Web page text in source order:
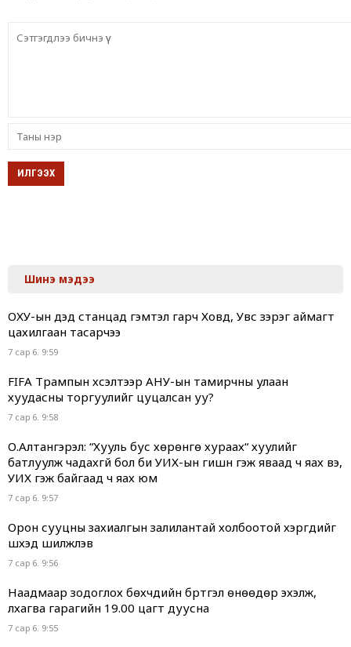
Шинэ мэдээ
ОХУ-ын дэд станцад гэмтэл гарч Ховд, Увс зэрэг аймагт
цахилгаан тасарчээ
7 сар 6. 9:59
FIFA Трампын хүсэлтээр АНУ-ын тамирчны улаан
хуудасны торгуулийг цуцалсан уу?
7 сар 6. 9:58
О.Алтангэрэл: “Хууль бус хөрөнгө хураах“ хуулийг
батлуулж чадахгүй бол би УИХ-ын гишүүн гэж яваад ч яах вэ,
УИХ гэж байгаад ч яах юм
7 сар 6. 9:57
Орон сууцны захиалгын залилантай холбоотой хэргүүдийг
шүүхэд шилжүүлэв
7 сар 6. 9:56
Наадмаар зодоглох бөхчүүдийн бүртгэл өнөөдөр эхэлж,
лхагва гарагийн 19.00 цагт дуусна
7 сар 6. 9:55